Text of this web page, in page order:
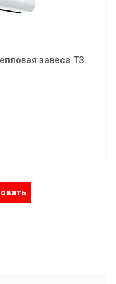
завеса ТЗ
10.5 м/с
5000 м³/ч